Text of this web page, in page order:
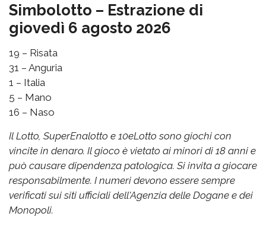
Simbolotto – Estrazione di
giovedì 6 agosto 2026
19 – Risata
31 – Anguria
1 – Italia
5 – Mano
16 – Naso
Il Lotto, SuperEnalotto e 10eLotto sono giochi con
vincite in denaro. Il gioco è vietato ai minori di 18 anni e
può causare dipendenza patologica. Si invita a giocare
responsabilmente. I numeri devono essere sempre
verificati sui siti ufficiali dell'Agenzia delle Dogane e dei
Monopoli.